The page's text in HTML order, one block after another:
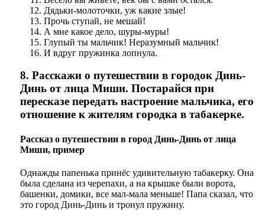
Дядьки-молоточки, уж какие злые!
Прочь ступай, не мешай!
А мне какое дело, шуры-муры!
Глупый ты мальчик! Неразумный мальчик!
И вдруг пружинка лопнула.
8. Расскажи о путешествии в городок Динь-
Динь от лица Миши. Постарайся при
пересказе передать настроение мальчика, его
отношение к жителям городка в табакерке.
Рассказ о путешествии в город Динь-Динь от лица
Миши, пример
Однажды папенька принёс удивительную табакерку. Она
была сделана из черепахи, а на крышке были ворота,
башенки, домики, все мал-мала меньше! Папа сказал, что
это город Динь-Динь и тронул пружину.